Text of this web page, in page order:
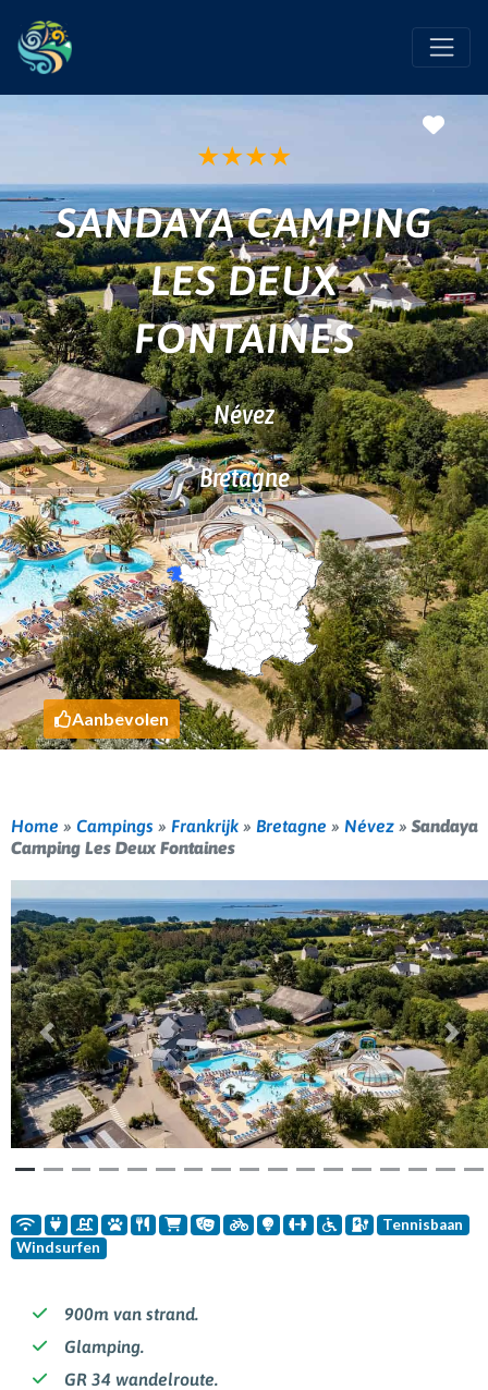
★★★★
SANDAYA CAMPING
LES DEUX
FONTAINES
Névez
Bretagne
Aanbevolen
Home » Campings » Frankrijk » Bretagne » Névez »Sandaya
Camping Les Deux Fontaines
Vorige
Tennisbaan
Windsurfen
900m van strand.
Glamping.
GR 34 wandelroute.